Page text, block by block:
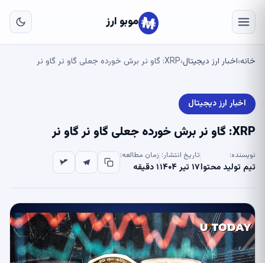
موبو ارز
خانه›اخبار ارز دیجیتال›XRP: گاو نر برش خورده جعلی گاو نر گاو نر
اخبار ارز دیجیتال
XRP: گاو نر برش خورده جعلی گاو نر گاو نر
نویسنده:
تیم تولید محتوا
تاریخ انتشار:
۱۷ تیر ۱۴۰۴
زمان مطالعه:
۱ دقیقه